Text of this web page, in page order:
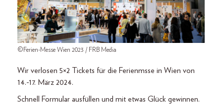
©Ferien-Messe Wien 2023 / FRB Media
Wir verlosen 5×2 Tickets für die Ferienmsse in Wien von
14.-17. März 2024.
Schnell Formular ausfüllen und mit etwas Glück gewinnen.